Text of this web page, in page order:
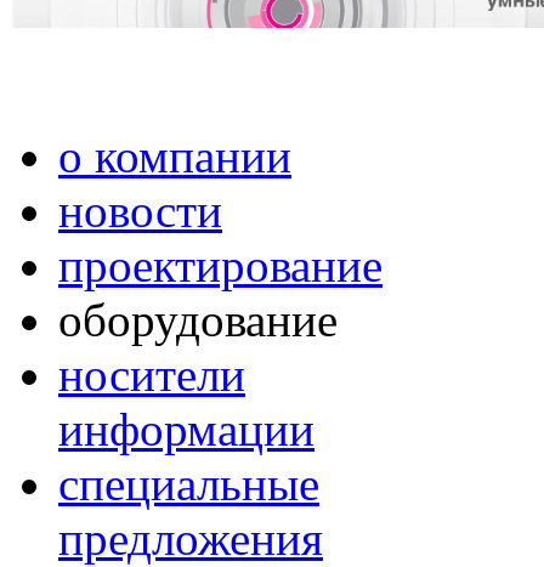
о компании
новости
проектирование
оборудование
носители
информации
специальные
предложения